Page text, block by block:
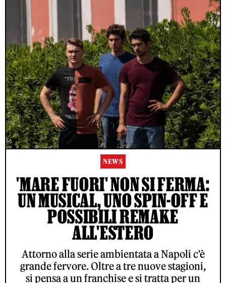
NEWS
'MARE FUORI' NON SI FERMA:
UN MUSICAL, UNO SPIN-OFF E
POSSIBILI REMAKE
ALL'ESTERO
Attorno alla serie ambientata a Napoli c'è
grande fervore. Oltre a tre nuove stagioni,
si pensa a un franchise e si tratta per un